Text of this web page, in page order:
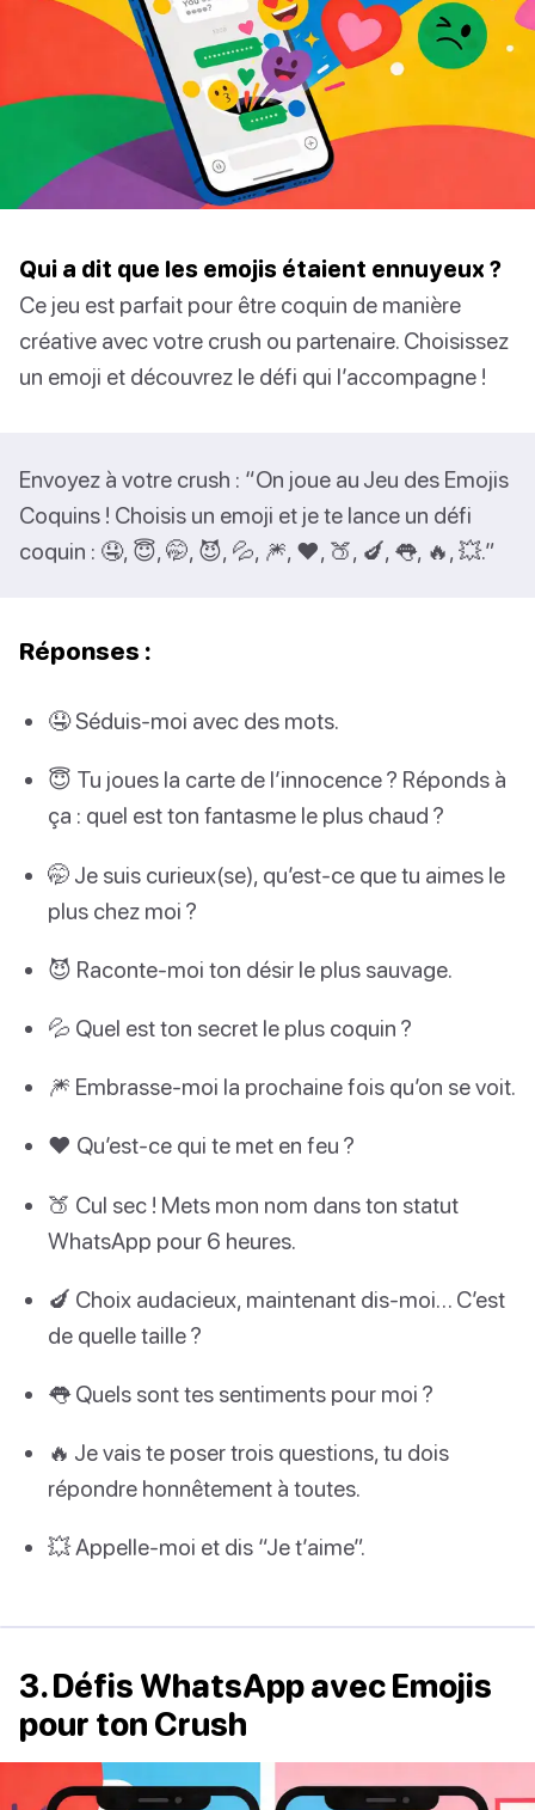
Qui a dit que les emojis étaient ennuyeux ?
Ce jeu est parfait pour être coquin de manière
créative avec votre crush ou partenaire. Choisissez
un emoji et découvrez le défi qui l’accompagne !
Envoyez à votre crush : “On joue au Jeu des Emojis
Coquins ! Choisis un emoji et je te lance un défi
coquin : 🤤, 😇, 🤭, 😈, 💦, 🎆, ❤️, 🍑, 🍆, 👅, 🔥, 💥.”
Réponses :
🤤 Séduis-moi avec des mots.
😇 Tu joues la carte de l’innocence ? Réponds à
ça : quel est ton fantasme le plus chaud ?
🤭 Je suis curieux(se), qu’est-ce que tu aimes le
plus chez moi ?
😈 Raconte-moi ton désir le plus sauvage.
💦 Quel est ton secret le plus coquin ?
🎆 Embrasse-moi la prochaine fois qu’on se voit.
❤️ Qu’est-ce qui te met en feu ?
🍑 Cul sec ! Mets mon nom dans ton statut
WhatsApp pour 6 heures.
🍆 Choix audacieux, maintenant dis-moi… C’est
de quelle taille ?
👅 Quels sont tes sentiments pour moi ?
🔥 Je vais te poser trois questions, tu dois
répondre honnêtement à toutes.
💥 Appelle-moi et dis “Je t’aime”.
3. Défis WhatsApp avec Emojis
pour ton Crush